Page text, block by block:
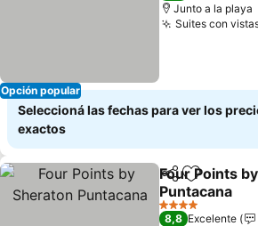
Opción popular
Junto a la playa
Suites con
Seleccioná las fechas para ver los
exactos
Compartir
Añadir a
Four Points
Puntacana
Ver precios
4 Estrellas
8,8 Excelente